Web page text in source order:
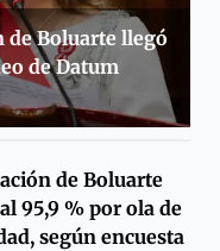
de Boluarte llegó
de Datum
de Boluarte
95,9 % por ola de
según encuesta